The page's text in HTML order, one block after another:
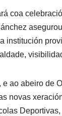
coa
institución
ao abeiro de
novas